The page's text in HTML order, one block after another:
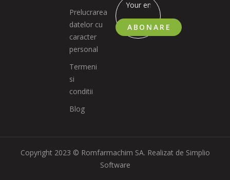
Prelucrarea
datelor cu
caracter
personal
Termeni
si
conditii
Blog
ABONARE
Copyright 2023 © Romfarmachim SA. Realizat de Simplio
Software